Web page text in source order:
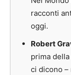
racconti
oggi.
Robert
prima
ci dicono –